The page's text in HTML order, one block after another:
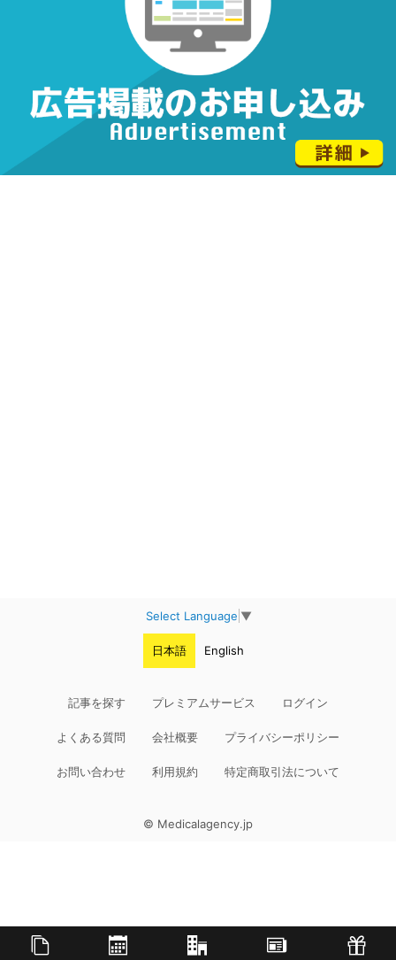
Select Language ▼
日本語 English
記事を探す プレミアムサービス ログイン
よくある質問 会社概要 プライバシーポリシー
お問い合わせ 利用規約 特定商取引法について
© Medicalagency.jp